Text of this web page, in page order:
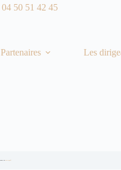
04 50 51 42 45
Partenaires Les